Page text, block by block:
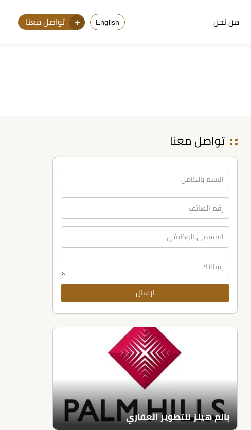
من نحن English تواصل معنا
تواصل معنا
بالم هيلز للتطوير العقاري